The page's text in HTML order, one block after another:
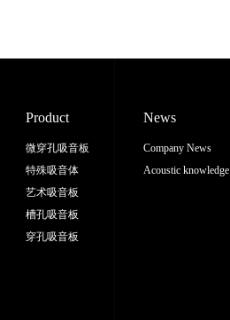
Product
微穿孔吸音板
特殊吸音体
艺术吸音板
槽孔吸音板
穿孔吸音板
News
Company News
Acoustic knowledge